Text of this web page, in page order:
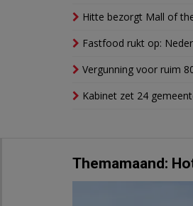
Hitte bezorgt Mall of
Fastfood rukt op:
Vergunning voor ruim
Kabinet zet 24
Themamaand: